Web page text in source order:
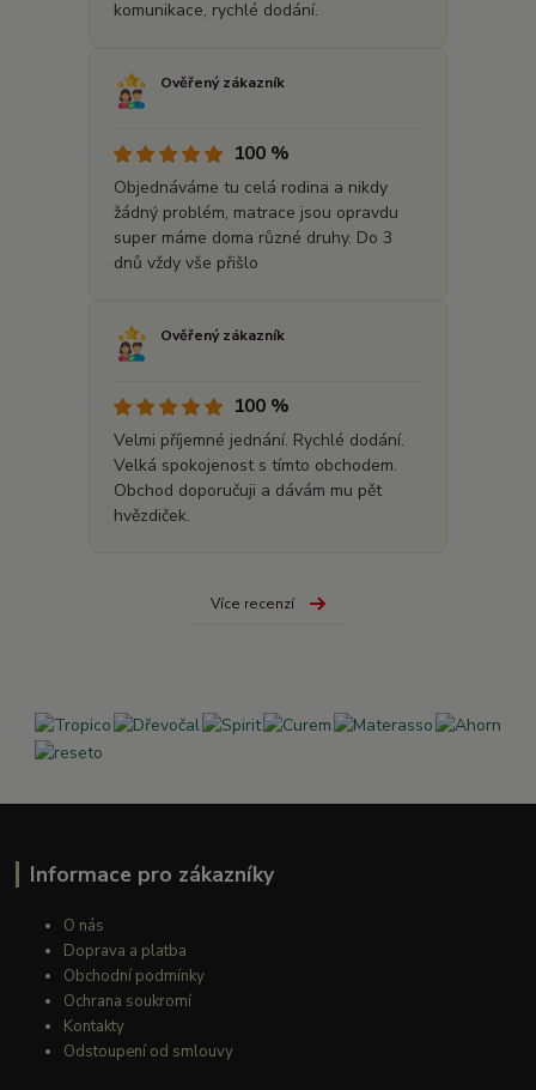
komunikace, rychlé dodání.
Ověřený zákazník
100 %
Objednáváme tu celá rodina a nikdy
žádný problém, matrace jsou opravdu
super máme doma různé druhy. Do 3
dnů vždy vše přišlo
Ověřený zákazník
100 %
Velmi příjemné jednání. Rychlé dodání.
Velká spokojenost s tímto obchodem.
Obchod doporučuji a dávám mu pět
hvězdiček.
Více recenzí
Informace pro zákazníky
O nás
Doprava a platba
Obchodní podmínky
Ochrana soukromí
Kontakty
Odstoupení od smlouvy